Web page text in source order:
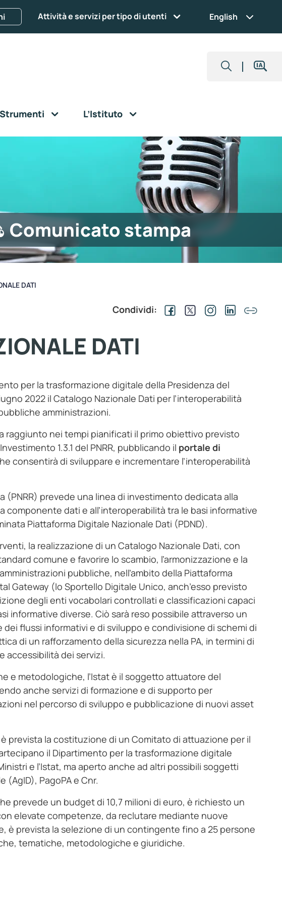
Attività e servizi per tipo di utenti English
L’Istituto
Comunicato stampa
DATI
Condividi:
DATI
per la trasformazione digitale della Presidenza del
2022 il Catalogo Nazionale Dati per l’interoperabilità
amministrazioni.
raggiunto nei tempi pianificati il primo obiettivo previsto
1.3.1 del PNRR, pubblicando il portale di
consentirà di sviluppare e incrementare l’interoperabilità
(PNRR) prevede una linea di investimento dedicata alla
componente dati e all’interoperabilità tra le basi informative
Piattaforma Digitale Nazionale Dati (PDND).
la realizzazione di un Catalogo Nazionale Dati, con
comune e favorire lo scambio, l’armonizzazione e la
pubbliche, nell’ambito della Piattaforma
Gateway (lo Sportello Digitale Unico, anch’esso previsto
degli enti vocabolari controllati e classificazioni capaci
informative diverse. Ciò sarà reso possibile attraverso un
flussi informativi e di sviluppo e condivisione di schemi di
di un rafforzamento della sicurezza nella PA, in termini di
accessibilità dei servizi.
e metodologiche, l’Istat è il soggetto attuatore del
anche servizi di formazione e di supporto per
nel percorso di sviluppo e pubblicazione di nuovi asset
prevista la costituzione di un Comitato di attuazione per il
il Dipartimento per la trasformazione digitale
e l’Istat, ma aperto anche ad altri possibili soggetti
(AgID), PagoPA e Cnr.
prevede un budget di 10,7 milioni di euro, è richiesto un
elevate competenze, da reclutare mediante nuove
è prevista la selezione di un contingente fino a 25 persone
tematiche, metodologiche e giuridiche.